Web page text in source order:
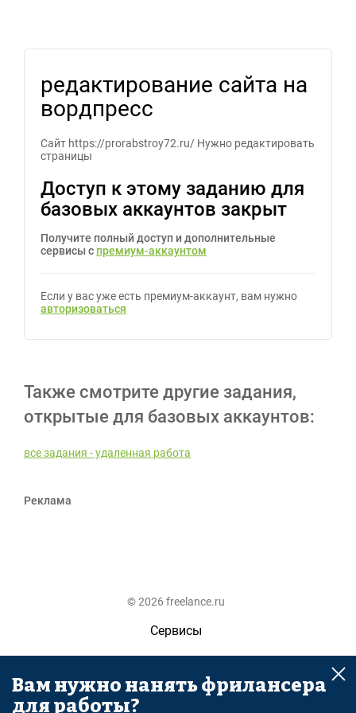
редактирование сайта на
вордпресс
Сайт https://prorabstroy72.ru/ Нужно редактировать
страницы
Доступ к этому заданию для
базовых аккаунтов закрыт
Получите полный доступ и дополнительные
сервисы с премиум-аккаунтом
Если у вас уже есть премиум-аккаунт, вам нужно
авторизоваться
Также смотрите другие задания,
открытые для базовых аккаунтов:
все задания - удаленная работа
Реклама
© 2026 freelance.ru
Сервисы
Помощь
Поиск
Вам нужно нанять фрилансера
для работы?